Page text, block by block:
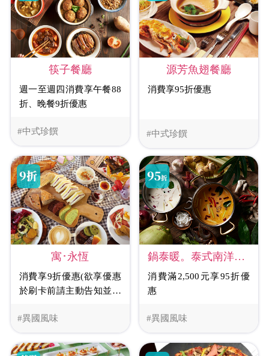
#中式珍饌
筷子餐廳
週一至週四消費享午餐88
折、晚餐9折優惠
#中式珍饌
源芳魚翅餐廳
消費享95折優惠
#異國風味
寓･永恆
消費享9折優惠(欲享優惠
於刷卡前請主動告知並出
#異國風味
鍋泰暖。泰式南洋鍋物
消費滿2,500元享95折優
惠